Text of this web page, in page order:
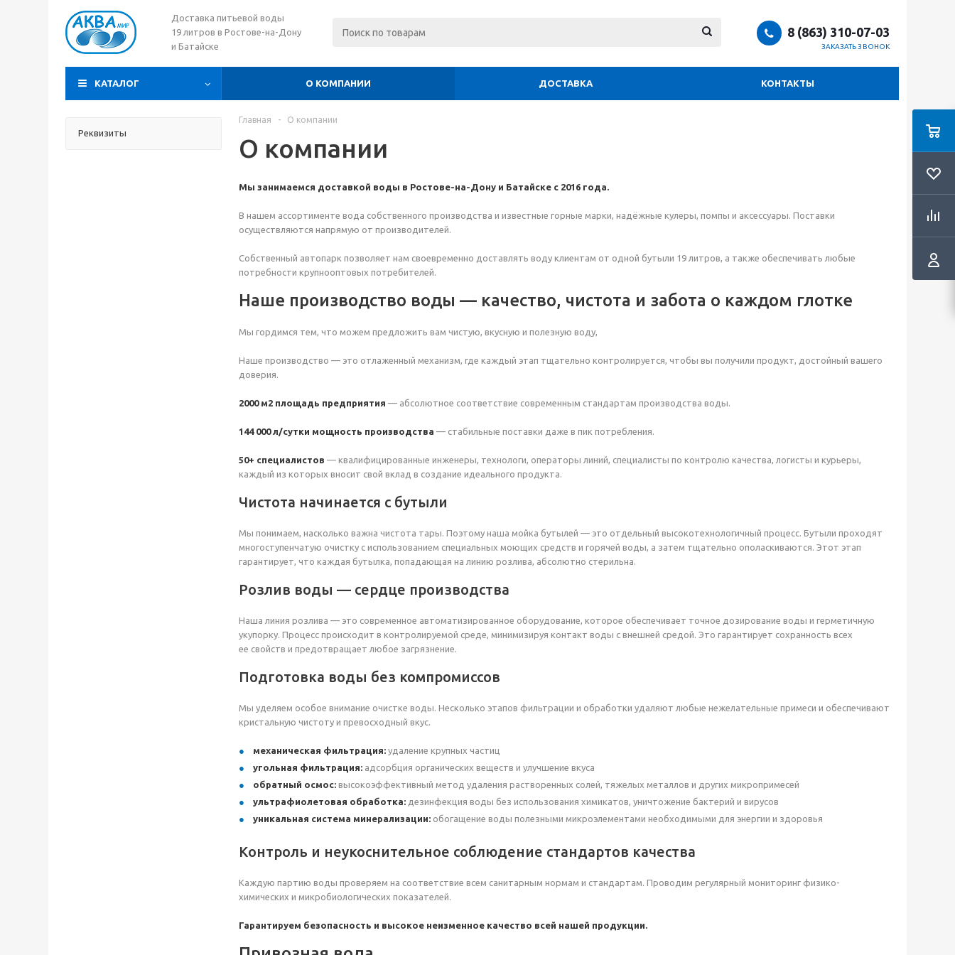
Доставка питьевой воды
19 литров в Ростове-на-Дону
и Батайске
8 (863) 310-07-03
ЗАКАЗАТЬ ЗВОНОК
КАТАЛОГ О КОМПАНИИ ДОСТАВКА КОНТАКТЫ
Реквизиты
Главная - О компании
О компании
Мы занимаемся доставкой воды в Ростове-на-Дону и Батайске с 2016 года.
В нашем ассортименте вода собственного производства и известные горные марки, надёжные кулеры, помпы и аксессуары. Поставки
осуществляются напрямую от производителей.
Собственный автопарк позволяет нам своевременно доставлять воду клиентам от одной бутыли 19 литров, а также обеспечивать любые
потребности крупнооптовых потребителей.
Наше производство воды — качество, чистота и забота о каждом глотке
Мы гордимся тем, что можем предложить вам чистую, вкусную и полезную воду,
Наше производство — это отлаженный механизм, где каждый этап тщательно контролируется, чтобы вы получили продукт, достойный вашего
доверия.
2000 м2 площадь предприятия — абсолютное соответствие современным стандартам производства воды.
144 000 л/сутки мощность производства — стабильные поставки даже в пик потребления.
50+ специалистов — квалифицированные инженеры, технологи, операторы линий, специалисты по контролю качества, логисты и курьеры,
каждый из которых вносит свой вклад в создание идеального продукта.
Чистота начинается с бутыли
Мы понимаем, насколько важна чистота тары. Поэтому наша мойка бутылей — это отдельный высокотехнологичный процесс. Бутыли проходят
многоступенчатую очистку с использованием специальных моющих средств и горячей воды, а затем тщательно ополаскиваются. Этот этап
гарантирует, что каждая бутылка, попадающая на линию розлива, абсолютно стерильна.
Розлив воды — сердце производства
Наша линия розлива — это современное автоматизированное оборудование, которое обеспечивает точное дозирование воды и герметичную
укупорку. Процесс происходит в контролируемой среде, минимизируя контакт воды с внешней средой. Это гарантирует сохранность всех
ее свойств и предотвращает любое загрязнение.
Подготовка воды без компромиссов
Мы уделяем особое внимание очистке воды. Несколько этапов фильтрации и обработки удаляют любые нежелательные примеси и обеспечивают
кристальную чистоту и превосходный вкус.
механическая фильтрация: удаление крупных частиц
угольная фильтрация: адсорбция органических веществ и улучшение вкуса
обратный осмос: высокоэффективный метод удаления растворенных солей, тяжелых металлов и других микропримесей
ультрафиолетовая обработка: дезинфекция воды без использования химикатов, уничтожение бактерий и вирусов
уникальная система минерализации: обогащение воды полезными микроэлементами необходимыми для энергии и здоровья
Контроль и неукоснительное соблюдение стандартов качества
Каждую партию воды проверяем на соответствие всем санитарным нормам и стандартам. Проводим регулярный мониторинг физико-
химических и микробиологических показателей.
Гарантируем безопасность и высокое неизменное качество всей нашей продукции.